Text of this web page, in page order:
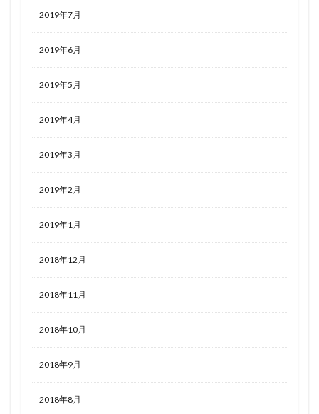
2019年7月
2019年6月
2019年5月
2019年4月
2019年3月
2019年2月
2019年1月
2018年12月
2018年11月
2018年10月
2018年9月
2018年8月